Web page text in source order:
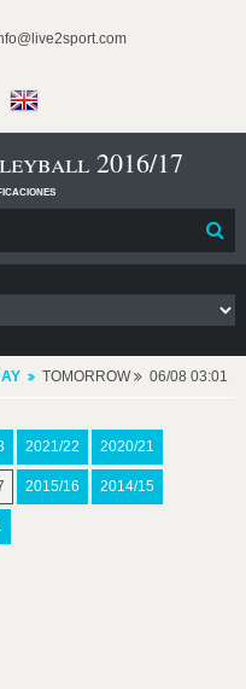
2016/17
TOMORROW 06/08 03:01
2021/22 2020/21
2015/16 2014/15